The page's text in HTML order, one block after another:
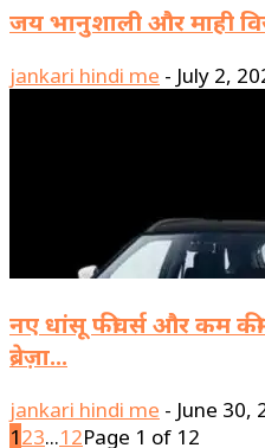
जय भानुशाली और माही
jankari hindi me - July 2,
नए धांसू फीचर्स और कम
ब्रेज़ा...
jankari hindi me - June 30,
123...12Page 1 of 12